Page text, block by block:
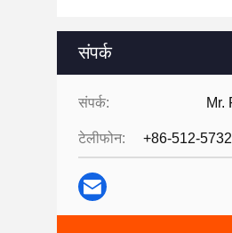
संपर्क
संपर्क: Mr.
टेलीफोन: +86-512-